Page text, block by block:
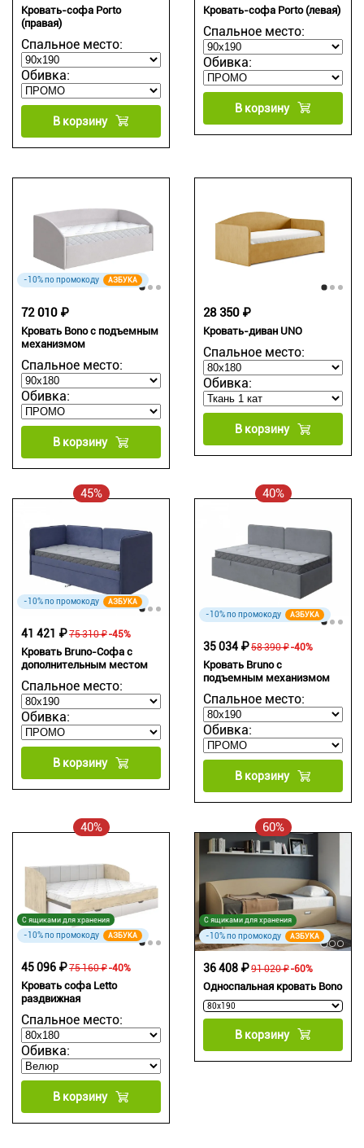
Кровать-софа Porto
(правая)
Спальное место:
Обивка:
В корзину
Кровать-софа Porto (левая)
Спальное место:
Обивка:
В корзину
-10% по промокоду АЗБУКА
Кровать Bono с подъемным
механизмом
Спальное место:
Обивка:
72 010 ₽
В корзину
Кровать-диван UNO
Спальное место:
Обивка:
28 350 ₽
В корзину
45%
-10% по промокоду АЗБУКА
Кровать Bruno-Софа с
дополнительным местом
Спальное место:
Обивка:
75 310 ₽
41 421 ₽ -45%
В корзину
40%
-10% по промокоду АЗБУКА
Кровать Bruno с
подъемным механизмом
Спальное место:
Обивка:
58 390 ₽
35 034 ₽ -40%
В корзину
40%
С ящиками для хранения
-10% по промокоду АЗБУКА
Кровать софа Letto
раздвижная
Спальное место:
Обивка:
75 160 ₽
45 096 ₽ -40%
В корзину
60%
С ящиками для хранения
-10% по промокоду АЗБУКА
Односпальная кровать Bono
91 020 ₽
36 408 ₽ -60%
В корзину